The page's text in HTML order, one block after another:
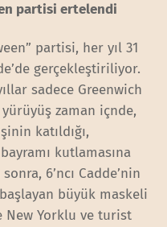
partisi ertelendi
partisi, her yıl 31
gerçekleştiriliyor.
sadece Greenwich
zaman içnde,
katıldığı,
kutlamasına
6’ncı Cadde’nin
büyük maskeli
New Yorklu ve turist